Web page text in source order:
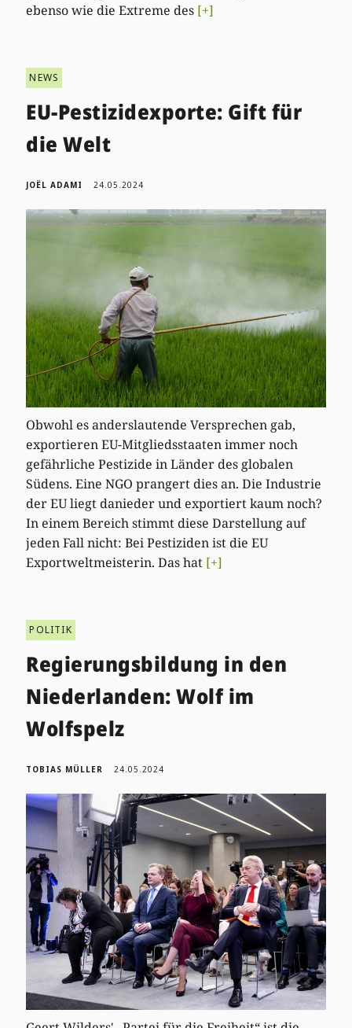
ebenso wie die Extreme des [+]
NEWS
EU-Pestizidexporte: Gift für
die Welt
JOËL ADAMI 24.05.2024
Obwohl es anderslautende Versprechen gab,
exportieren EU-Mitgliedsstaaten immer noch
gefährliche Pestizide in Länder des globalen
Südens. Eine NGO prangert dies an. Die Industrie
der EU liegt danieder und exportiert kaum noch?
In einem Bereich stimmt diese Darstellung auf
jeden Fall nicht: Bei Pestiziden ist die EU
Exportweltmeisterin. Das hat [+]
POLITIK
Regierungsbildung in den
Niederlanden: Wolf im
Wolfspelz
TOBIAS MÜLLER 24.05.2024